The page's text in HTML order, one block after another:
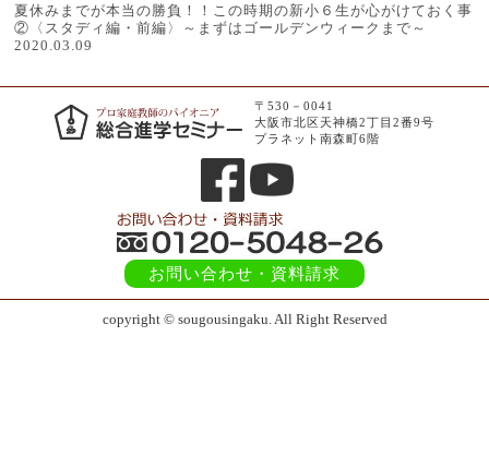
夏休みまでが本当の勝負！！この時期の新小６生が心がけておく事
②〈スタディ編・前編〉～まずはゴールデンウィークまで～
2020.03.09
〒530－0041
大阪市北区天神橋2丁目2番9号
プラネット南森町6階
お問い合わせ ・資料請求
copyright © sougousingaku. All Right Reserved